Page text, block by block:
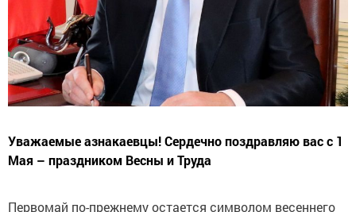
Уважаемые азнакаевцы! Сердечно поздравляю вас с 1
Мая – праздником Весны и Труда
Первомай по-прежнему остается символом весеннего